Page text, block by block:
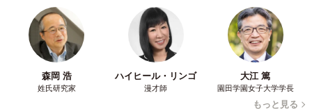
ーーこんなピンポンなら大歓迎ですね。普段、インターフ
ォンが鳴った際に気をつけていることはありますか？
「インターフォンが鳴ってもすぐにドアは開けず、必ずド
森岡 浩
姓氏研究家
ハイヒール・リンゴ
漫才師
大江 篤
園田学園女子大学学長
もっと見る